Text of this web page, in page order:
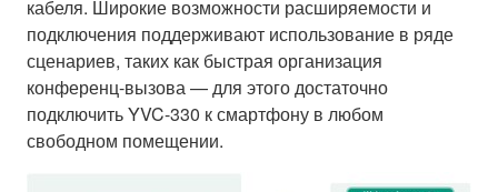
кабеля. Широкие возможности расширяемости и
подключения поддерживают использование в ряде
сценариев, таких как быстрая организация
конференц-вызова — для этого достаточно
подключить YVC-330 к смартфону в любом
свободном помещении.